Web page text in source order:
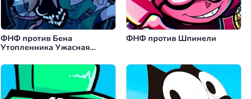
ФНФ против Бена
Утопленника Ужасная
ФНФ против Шпинели